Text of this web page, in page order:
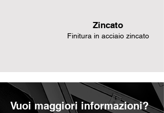
Zincato
Finitura in acciaio zincato
Vuoi maggiori informazioni?